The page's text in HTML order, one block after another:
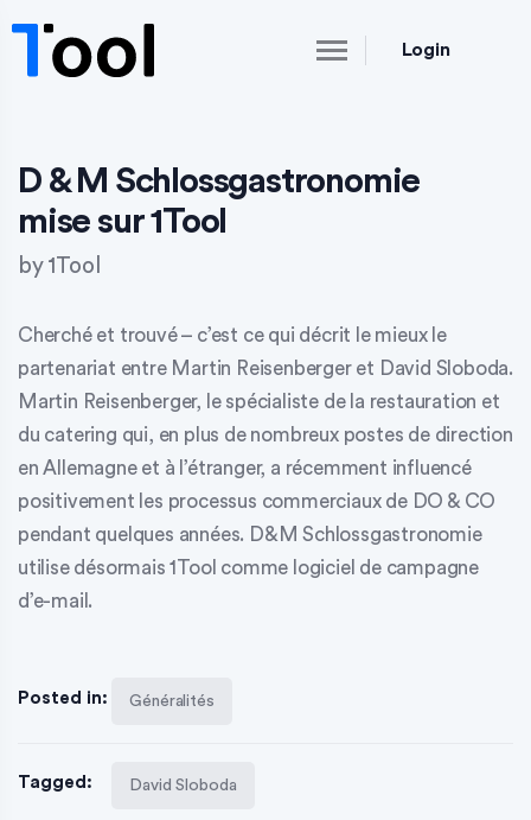
Login
D & M Schlossgastronomie
mise sur 1Tool
by1Tool
Cherché et trouvé – c’est ce qui décrit le mieux le
partenariat entre Martin Reisenberger et David Sloboda.
Martin Reisenberger, le spécialiste de la restauration et
du catering qui, en plus de nombreux postes de direction
en Allemagne et à l’étranger, a récemment influencé
positivement les processus commerciaux de DO & CO
pendant quelques années. D&M Schlossgastronomie
utilise désormais 1Tool comme logiciel de campagne
d’e-mail .
Posted in: Généralités
Tagged: David Sloboda